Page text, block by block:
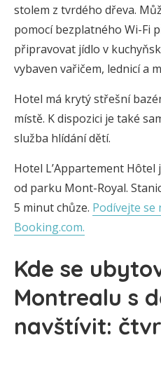
stolem z tvrdého dřeva.
pomocí bezplatného Wi-Fi
připravovat jídlo v
vybaven vařičem, lednicí a
Hotel má krytý střešní
místě. K dispozici je také
služba hlídání dětí.
Hotel L’Appartement Hôtel
od parku Mont-Royal.
5 minut chůze. Podívejte se
Booking.com.
Kde se
Montrealu s
navštívit: